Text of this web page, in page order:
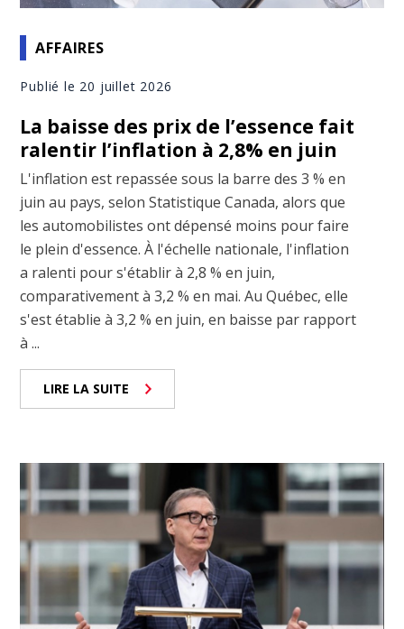
AFFAIRES
Publié le 20 juillet 2026
La baisse des prix de l’essence fait
ralentir l’inflation à 2,8% en juin
L'inflation est repassée sous la barre des 3 % en
juin au pays, selon Statistique Canada, alors que
les automobilistes ont dépensé moins pour faire
le plein d'essence. À l'échelle nationale, l'inflation
a ralenti pour s'établir à 2,8 % en juin,
comparativement à 3,2 % en mai. Au Québec, elle
s'est établie à 3,2 % en juin, en baisse par rapport
à ...
LIRE LA SUITE